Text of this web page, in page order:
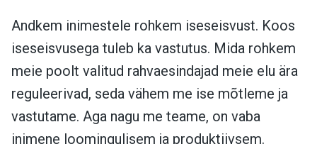
Andkem inimestele rohkem iseseisvust. Koos
iseseisvusega tuleb ka vastutus. Mida rohkem
meie poolt valitud rahvaesindajad meie elu ära
reguleerivad, seda vähem me ise mõtleme ja
vastutame. Aga nagu me teame, on vaba
inimene loomingulisem ja produktiivsem.